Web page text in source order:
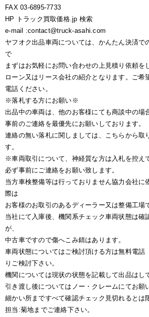
FAX 03-6895-7733
HP トラック買取価格.jp 検索
e-mail :contact@truck-asahi.com
ヤフオク出品車両については、かんたん決済で
で
まずはお気軽にお問い合わせの上見積り依頼を
ローン又はリース会社の紹介となります。ご希
電話ください。
※落札する方にお願い※
出品中の車両は、他のお客様にても商談中の場
事前のご連絡を最優先にお願いしております。
連絡の無い落札に関しましては、こちらから取
す。
※車両取引について、神経質な方は入札を控え
必ず事前にご連絡をお願い致します。
当方車検整備等は行っておりません協力会社に
際は
お客様のお取引のあるディーラー又は整備工場
当社にて入庫後、機関系チェック車両状態は確
が、
中古車ですので傷へこみ錆はあります。
車両状態についてはご検討頂ける方は無料電話
りご検討下さい。
機関については現状の状態を記載して出品はし
引き渡し後についてはノー・クレームにてお願
細かい所まですべて確認チェック見切れるとは
担当:菊地までご連絡下さい。